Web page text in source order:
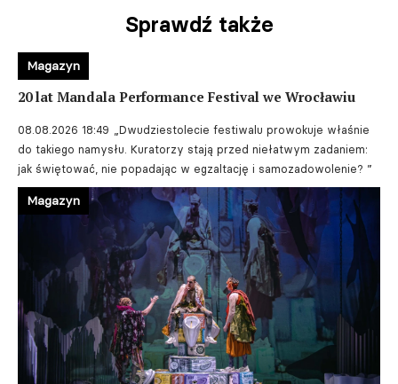
Sprawdź także
20 lat Mandala Performance Festival we Wrocławiu
08.08.2026 18:49 „Dwudziestolecie festiwalu prowokuje właśnie
do takiego namysłu. Kuratorzy stają przed niełatwym zadaniem:
jak świętować, nie popadając w egzaltację i samozadowolenie? ”
Magazyn
Magazyn